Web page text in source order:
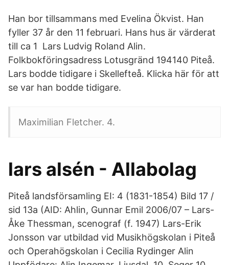
Han bor tillsammans med Evelina Ökvist. Han
fyller 37 år den 11 februari. Hans hus är värderat
till ca 1 Lars Ludvig Roland Alin.
Folkbokföringsadress Lotusgränd 194140 Piteå.
Lars bodde tidigare i Skellefteå. Klicka här för att
se var han bodde tidigare.
Maximilian Fletcher. 4.
lars alsén - Allabolag
Piteå landsförsamling EI: 4 (1831-1854) Bild 17 /
sid 13a (AID: Ahlin, Gunnar Emil 2006/07 – Lars-
Åke Thessman, scenograf (f. 1947) Lars-Erik
Jonsson var utbildad vid Musikhögskolan i Piteå
och Operahögskolan i Cecilia Rydinger Alin